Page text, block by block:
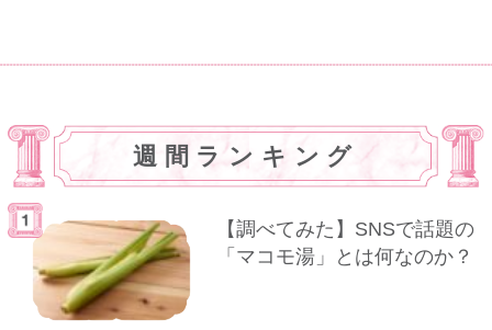
週間ランキング
【調べてみた】SNSで話題の
「マコモ湯」とは何なのか？